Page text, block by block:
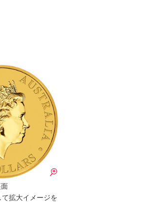
拡大イメージを